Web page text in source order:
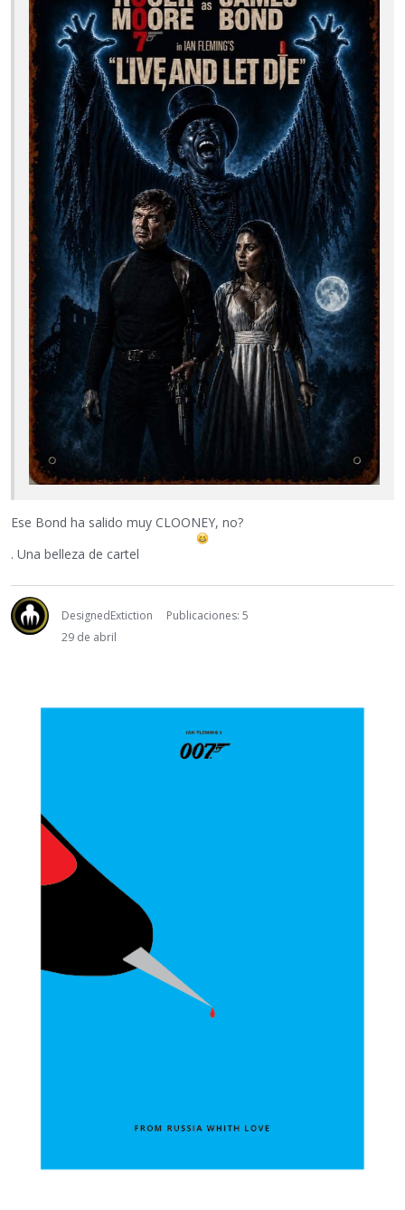
Ese Bond ha salido muy CLOONEY, no?
. Una belleza de cartel
DesignedExtiction
Publicaciones: 5
29 de abril